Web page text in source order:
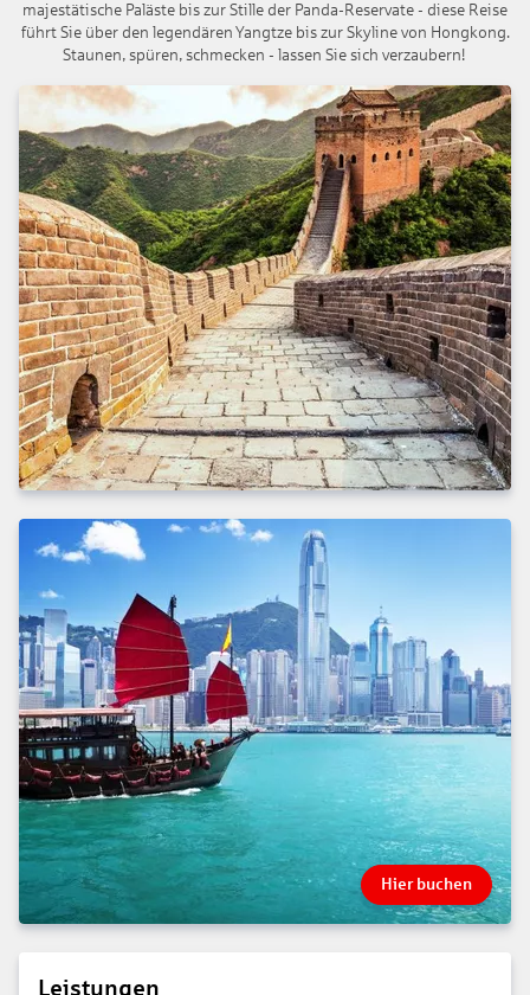
majestätische Paläste bis zur Stille der Panda-Reservate - diese Reise
führt Sie über den legendären Yangtze bis zur Skyline von Hongkong.
Staunen, spüren, schmecken - lassen Sie sich verzaubern!
Hier buchen
Leistungen